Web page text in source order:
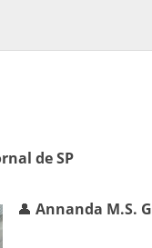
de SP
👤 Annanda M.S.